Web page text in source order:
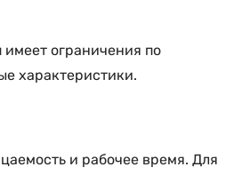
ограничения по
характеристики.
и рабочее время. Для